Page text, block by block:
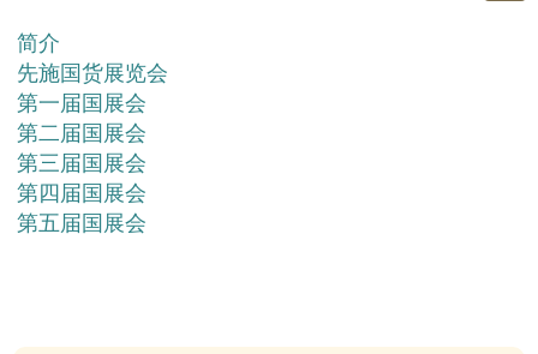
简介
先施国货展览会
第一届国展会
第二届国展会
第三届国展会
第四届国展会
第五届国展会